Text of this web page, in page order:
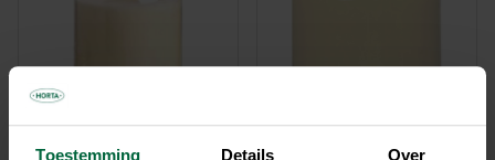
Toestemming Details Over